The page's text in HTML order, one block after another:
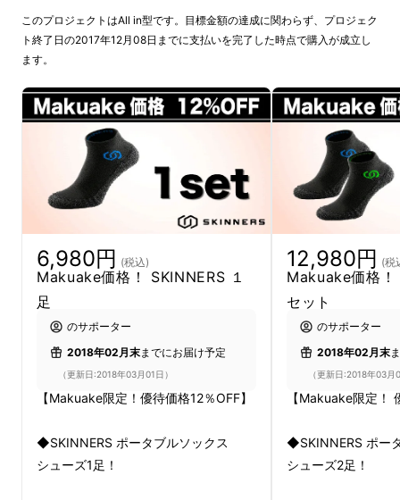
このプロジェクトはAll in型です。目標金額の達成に関わらず、プロジェク
ト終了日の2017年12月08日までに支払いを完了した時点で購入が成立し
ます。
6,980円 (税込)
Makuake価格！ SKINNERS １
足
のサポーター
2018年02月末までにお届け予定
（更新日:2018年03月01日）
【Makuake限定！優待価格12％OFF】
◆SKINNERS ポータブルソックス
シューズ1足！
12,980円 (税
Makuake価格
セット
のサポーター
2018年02月末
（更新日:2018年03月
【Makuake限定！
◆SKINNERS ポー
シューズ2足！